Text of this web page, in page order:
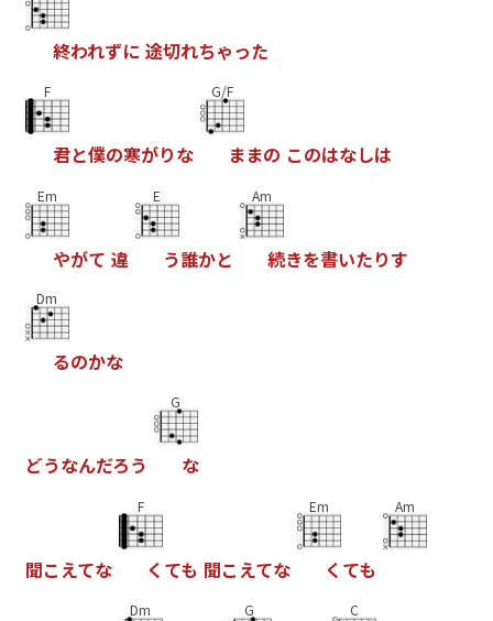
終われずに 途切れちゃった
F
君と僕の寒がりな
G/F
ままの このはなしは
Em
やがて 違
E
う誰かと
Am
続きを書いたりす
Dm
るのかな
どうなんだろう
G
な
聞こ えてな
F
く ても 聞こ えてな
Em
く ても
Am
Dm G C